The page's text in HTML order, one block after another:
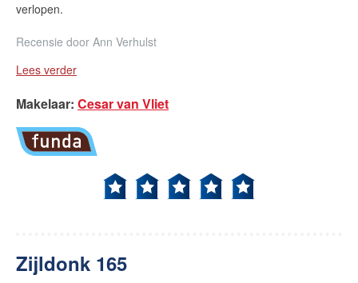
verlopen.
Recensie door Ann Verhulst
Lees verder
Makelaar: Cesar van Vliet
Zijldonk 165